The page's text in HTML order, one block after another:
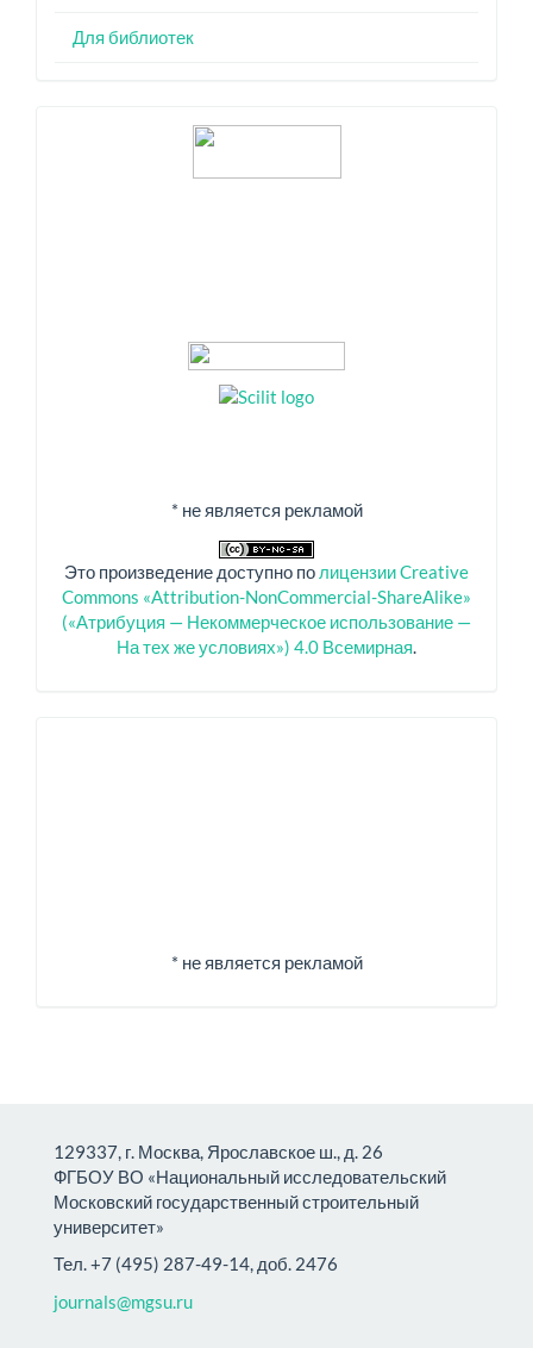
Для библиотек
* не является рекламой
Это произведение доступно по лицензии Creative
Commons «Attribution-NonCommercial-ShareAlike»
(«Атрибуция — Некоммерческое использование —
На тех же условиях») 4.0 Всемирная.
* не является рекламой
129337, г. Москва, Ярославское ш., д. 26
ФГБОУ ВО «Национальный исследовательский
Московский государственный строительный
университет»
Тел. +7 (495) 287-49-14, доб. 2476
journals@mgsu.ru